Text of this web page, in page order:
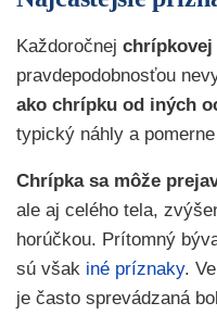
Každoročnej chrípkovej
pravdepodobnosťou
ako chrípku od iných
typický náhly a
Chrípka sa môže
ale aj celého tela,
horúčkou. Prítomný
sú však iné príznaky.
je často sprevádzaná